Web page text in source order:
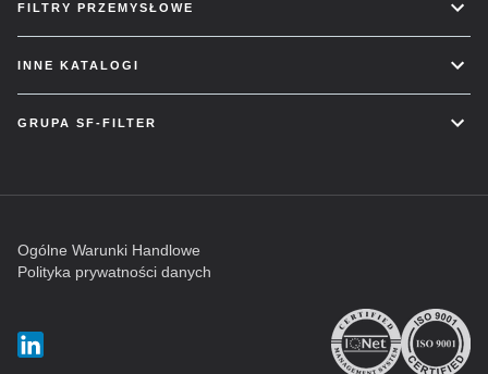
FILTRY PRZEMYSŁOWE
INNE KATALOGI
GRUPA SF-FILTER
Ogólne Warunki Handlowe
Polityka prywatności danych